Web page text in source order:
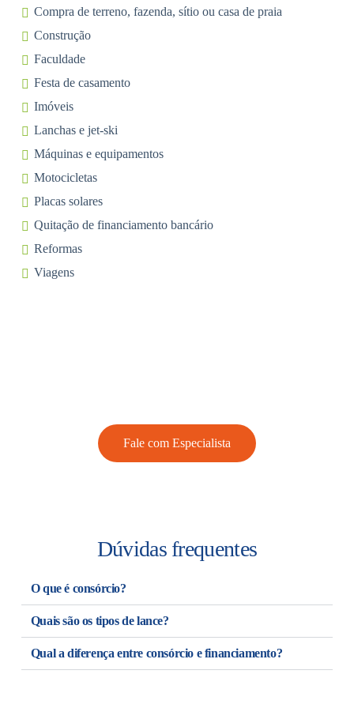
Compra de terreno, fazenda, sítio ou casa de praia
Construção
Faculdade
Festa de casamento
Imóveis
Lanchas e jet-ski
Máquinas e equipamentos
Motocicletas
Placas solares
Quitação de financiamento bancário
Reformas
Viagens
Fale com Especialista
Dúvidas frequentes
O que é consórcio?
Quais são os tipos de lance?
Qual a diferença entre consórcio e financiamento?